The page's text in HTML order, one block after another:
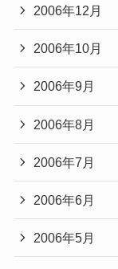
2006年12月
2006年10月
2006年9月
2006年8月
2006年7月
2006年6月
2006年5月